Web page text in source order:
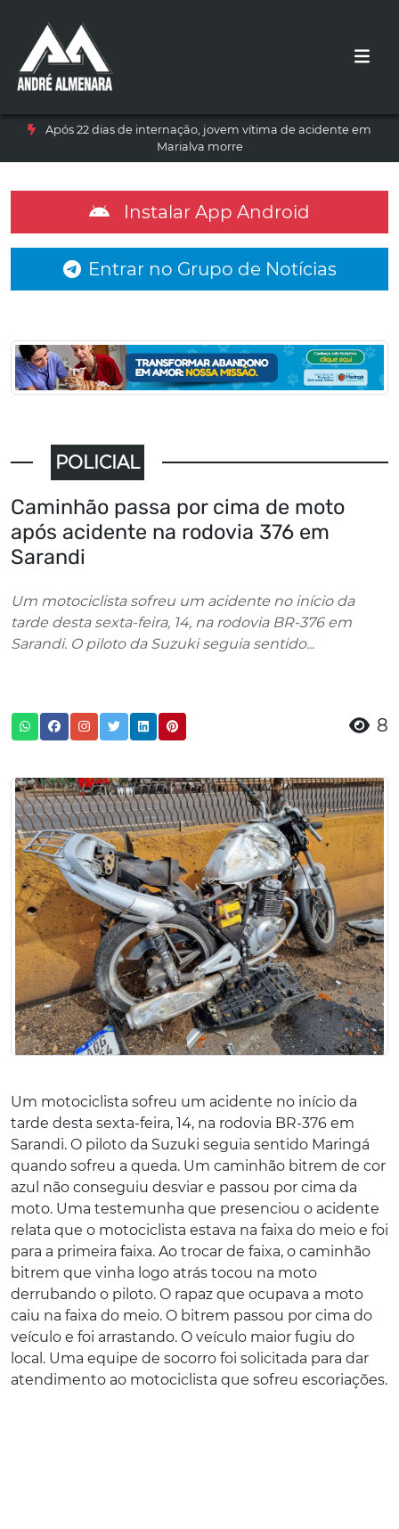
Após 22 dias de internação, jovem vítima de acidente em
Marialva morre
Instalar App Android
Entrar no Grupo de Notícias
POLICIAL
Caminhão passa por cima de moto
após acidente na rodovia 376 em
Sarandi
Um motociclista sofreu um acidente no início da
tarde desta sexta-feira, 14, na rodovia BR-376 em
Sarandi. O piloto da Suzuki seguia sentido...
8
Um motociclista sofreu um acidente no início da
tarde desta sexta-feira, 14, na rodovia BR-376 em
Sarandi. O piloto da Suzuki seguia sentido Maringá
quando sofreu a queda. Um caminhão bitrem de cor
azul não conseguiu desviar e passou por cima da
moto. Uma testemunha que presenciou o acidente
relata que o motociclista estava na faixa do meio e foi
para a primeira faixa. Ao trocar de faixa, o caminhão
bitrem que vinha logo atrás tocou na moto
derrubando o piloto. O rapaz que ocupava a moto
caiu na faixa do meio. O bitrem passou por cima do
veículo e foi arrastando. O veículo maior fugiu do
local. Uma equipe de socorro foi solicitada para dar
atendimento ao motociclista que sofreu escoriações.